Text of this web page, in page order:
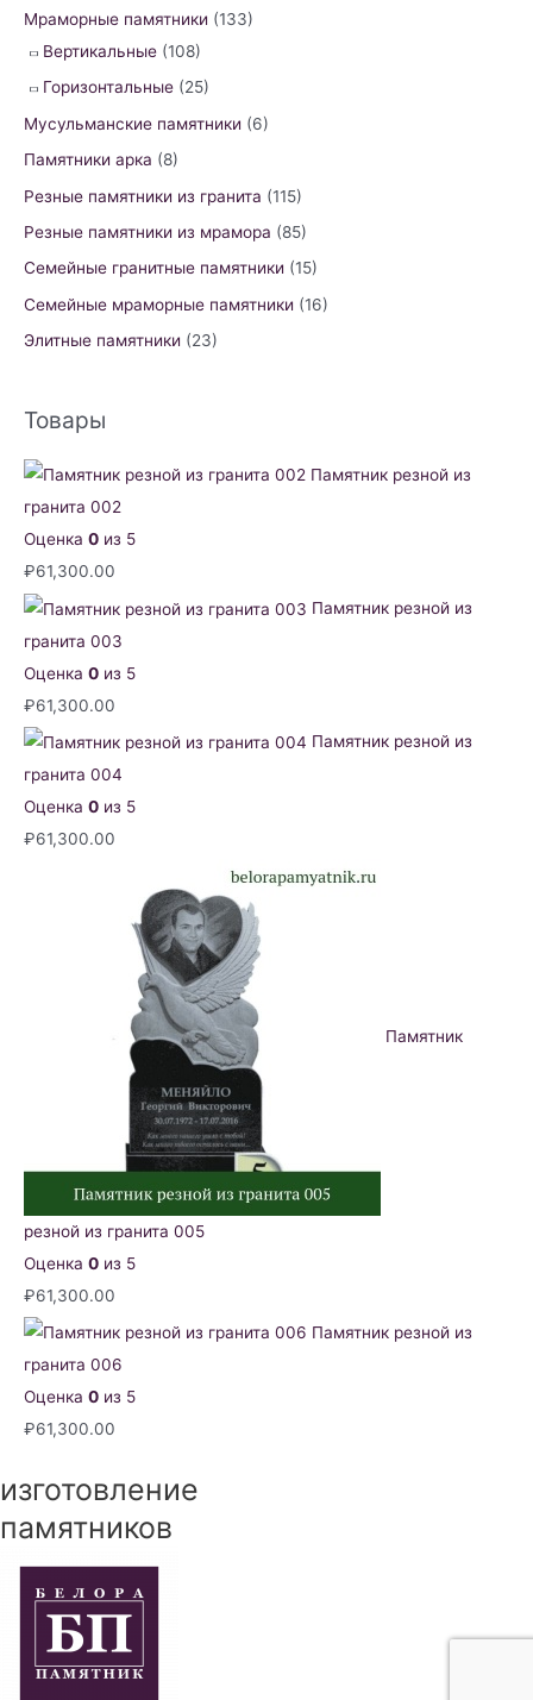
Мраморные памятники (133)
Вертикальные (108)
Горизонтальные (25)
Мусульманские памятники (6)
Памятники арка (8)
Резные памятники из гранита (115)
Резные памятники из мрамора (85)
Семейные гранитные памятники (15)
Семейные мраморные памятники (16)
Элитные памятники (23)
Товары
Памятник резной из
гранита 002
Оценка 0 из 5
₽61,300.00
Памятник резной из
гранита 003
Оценка 0 из 5
₽61,300.00
Памятник резной из
гранита 004
Оценка 0 из 5
₽61,300.00
Памятник
резной из гранита 005
Оценка 0 из 5
₽61,300.00
Памятник резной из
гранита 006
Оценка 0 из 5
₽61,300.00
изготовление
памятников